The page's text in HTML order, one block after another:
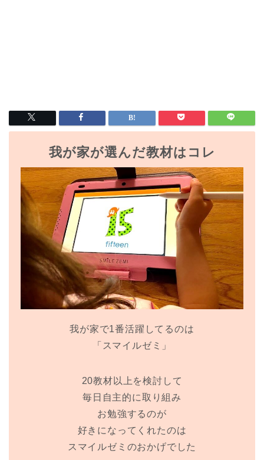
我が家が選んだ教材はコレ
我が家で1番活躍してるのは
「スマイルゼミ」
20教材以上を検討して
毎日自主的に取り組み
お勉強するのが
好きになってくれたのは
スマイルゼミのおかげでした